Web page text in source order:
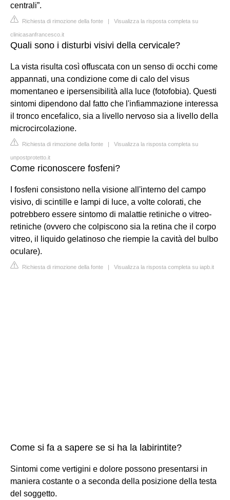
centrali”.
Richiesta di rimozione della fonte | Visualizza la risposta completa su
clinicasanfrancesco.it
Quali sono i disturbi visivi della cervicale?
La vista risulta così offuscata con un senso di occhi come
appannati, una condizione come di calo del visus
momentaneo e ipersensibilità alla luce (fotofobia). Questi
sintomi dipendono dal fatto che l'infiammazione interessa
il tronco encefalico, sia a livello nervoso sia a livello della
microcircolazione.
Richiesta di rimozione della fonte | Visualizza la risposta completa su
unpostprotetto.it
Come riconoscere fosfeni?
I fosfeni consistono nella visione all'interno del campo
visivo, di scintille e lampi di luce, a volte colorati, che
potrebbero essere sintomo di malattie retiniche o vitreo-
retiniche (ovvero che colpiscono sia la retina che il corpo
vitreo, il liquido gelatinoso che riempie la cavità del bulbo
oculare).
Richiesta di rimozione della fonte | Visualizza la risposta completa su iapb.it
Come si fa a sapere se si ha la labirintite?
Sintomi come vertigini e dolore possono presentarsi in
maniera costante o a seconda della posizione della testa
del soggetto.